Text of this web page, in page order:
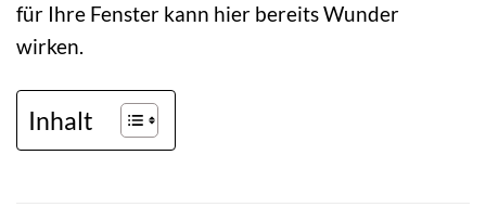
für Ihre Fenster kann hier bereits Wunder
wirken.
Inhalt